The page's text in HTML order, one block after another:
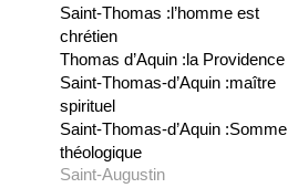
Saint-Thomas :l’homme est
chrétien
Thomas d’Aquin :la Providence
Saint-Thomas-d’Aquin :maître
spirituel
Saint-Thomas-d’Aquin :Somme
théologique
Saint-Augustin